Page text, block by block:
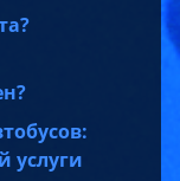
услуги